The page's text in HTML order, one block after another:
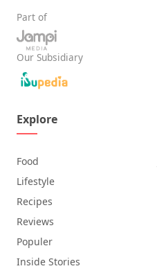
Part of
Our Subsidiary
Explore
Food
Lifestyle
Recipes
Reviews
Populer
Inside Stories